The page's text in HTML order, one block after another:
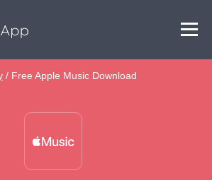
/ Free Apple Music Download